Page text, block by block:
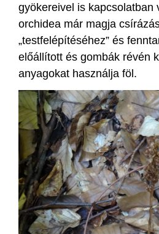
gyökereivel is kapcsolatban
orchidea már magja
„testfelépítéséhez” és
előállított és gombák révén
anyagokat használja föl.